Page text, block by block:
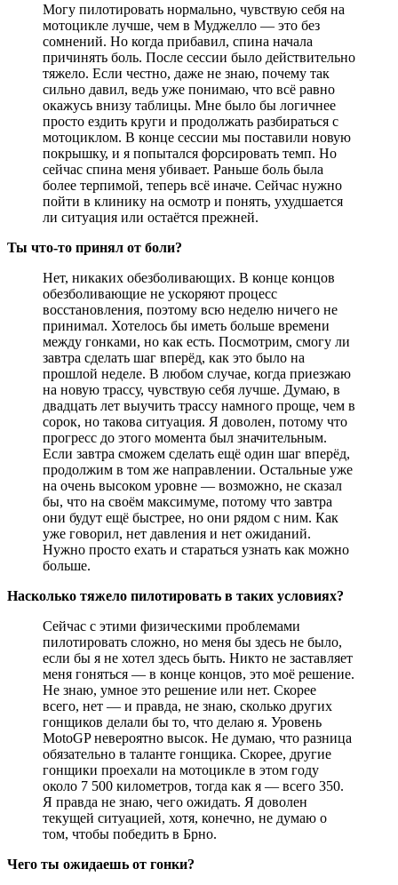
Могу пилотировать нормально, чувствую себя на
мотоцикле лучше, чем в Муджелло — это без
сомнений. Но когда прибавил, спина начала
причинять боль. После сессии было действительно
тяжело. Если честно, даже не знаю, почему так
сильно давил, ведь уже понимаю, что всё равно
окажусь внизу таблицы. Мне было бы логичнее
просто ездить круги и продолжать разбираться с
мотоциклом. В конце сессии мы поставили новую
покрышку, и я попытался форсировать темп. Но
сейчас спина меня убивает. Раньше боль была
более терпимой, теперь всё иначе. Сейчас нужно
пойти в клинику на осмотр и понять, ухудшается
ли ситуация или остаётся прежней.
Ты что-то принял от боли?
Нет, никаких обезболивающих. В конце концов
обезболивающие не ускоряют процесс
восстановления, поэтому всю неделю ничего не
принимал. Хотелось бы иметь больше времени
между гонками, но как есть. Посмотрим, смогу ли
завтра сделать шаг вперёд, как это было на
прошлой неделе. В любом случае, когда приезжаю
на новую трассу, чувствую себя лучше. Думаю, в
двадцать лет выучить трассу намного проще, чем в
сорок, но такова ситуация. Я доволен, потому что
прогресс до этого момента был значительным.
Если завтра сможем сделать ещё один шаг вперёд,
продолжим в том же направлении. Остальные уже
на очень высоком уровне — возможно, не сказал
бы, что на своём максимуме, потому что завтра
они будут ещё быстрее, но они рядом с ним. Как
уже говорил, нет давления и нет ожиданий.
Нужно просто ехать и стараться узнать как можно
больше.
Насколько тяжело пилотировать в таких условиях?
Сейчас с этими физическими проблемами
пилотировать сложно, но меня бы здесь не было,
если бы я не хотел здесь быть. Никто не заставляет
меня гоняться — в конце концов, это моё решение.
Не знаю, умное это решение или нет. Скорее
всего, нет — и правда, не знаю, сколько других
гонщиков делали бы то, что делаю я. Уровень
MotoGP невероятно высок. Не думаю, что разница
обязательно в таланте гонщика. Скорее, другие
гонщики проехали на мотоцикле в этом году
около 7 500 километров, тогда как я — всего 350.
Я правда не знаю, чего ожидать. Я доволен
текущей ситуацией, хотя, конечно, не думаю о
том, чтобы победить в Брно.
Чего ты ожидаешь от гонки?